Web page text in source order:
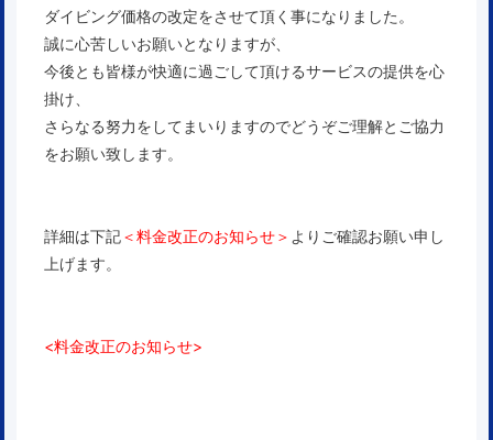
ダイビング価格の改定をさせて頂く事になりました。
誠に心苦しいお願いとなりますが、
今後とも皆様が快適に過ごして頂けるサービスの提供を心
掛け、
さらなる努力をしてまいりますのでどうぞご理解とご協力
をお願い致します。
詳細は下記＜料金改正のお知らせ＞ よりご確認お願い申し
上げます。
<料金改正のお知らせ>